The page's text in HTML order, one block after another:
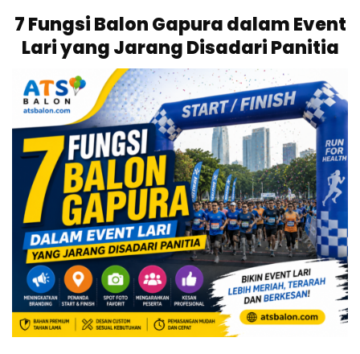
7 Fungsi Balon Gapura dalam Event
Lari yang Jarang Disadari Panitia